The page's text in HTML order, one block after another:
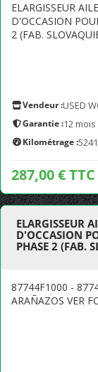
ELARGISSEUR
D'OCCASION
2 (FAB.
Vendeur :USED
Garantie :12 mois
Kilométrage :
287,00 € TTC
ELARGISSEUR
D'OCCASION
PHASE 2 (FAB.
87744F1000 -
ARAÑAZOS VER